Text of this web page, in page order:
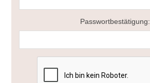
Passwortbestätigung: